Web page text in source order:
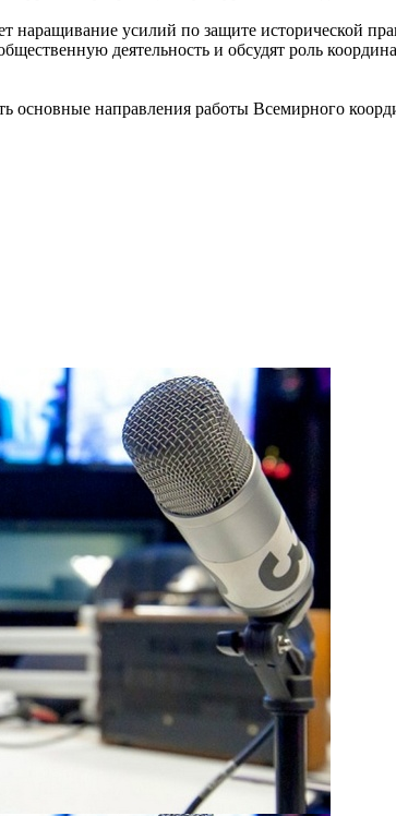
наращивание усилий по защите исторической
деятельность и обсудят роль
основные направления работы Всемирного